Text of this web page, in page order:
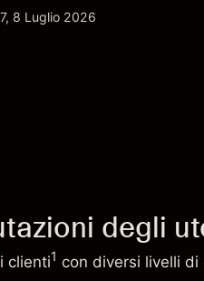
affidabile dei risultati
8 Luglio 2026
degli
clienti1 con diversi livelli di